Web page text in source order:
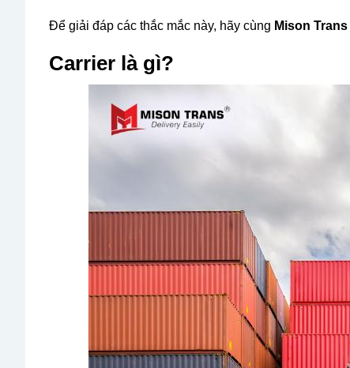
Để giải đáp các thắc mắc này, hãy cùng Mison Trans
Carrier là gì?